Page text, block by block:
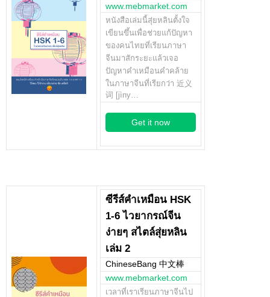
www.mebmarket.com
หนังสือเล่มนี้สุ่ยหลินตั้งใจ
เขียนขึ้นเพื่อช่วยแก้ปัญหา
ของคนไทยที่เรียนภาษา
จีนมาสักระยะแล้วเจอ
ปัญหาคำเหมือนคำคล้าย
ในภาษาจีนที่เรียกว่า 近义
词 [jìny…
Get it now
ซีรีส์คำเหมือน HSK
1-6 ไวยากรณ์จีน
ง่ายๆ สไตล์สุ่ยหลิน
เล่ม 2
ChineseBang 中文棒
www.mebmarket.com
เวลาที่เราเรียนภาษาจีนไป